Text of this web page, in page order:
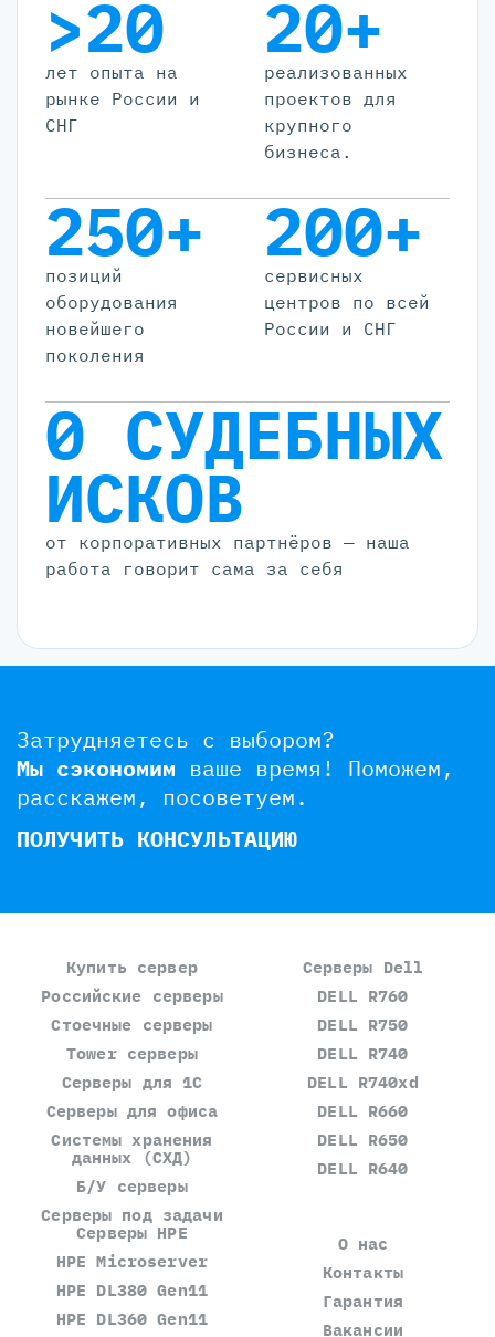
>20
лет опыта на
рынке России и
СНГ
20+
реализованных
проектов для
крупного
бизнеса.
250+
позиций
оборудования
новейшего
поколения
200+
cервисных
центров по всей
России и СНГ
0 СУДЕБНЫХ
ИСКОВ
от корпоративных партнёров — наша
работа говорит сама за себя
Затрудняетесь с выбором?
Мы сэкономим ваше время! Поможем,
расскажем, посоветуем.
ПОЛУЧИТЬ КОНСУЛЬТАЦИЮ
Купить сервер
Российские серверы
Стоечные серверы
Tower серверы
Серверы для 1С
Серверы для офиса
Системы хранения
данных (СХД)
Б/У серверы
Серверы под задачи
Серверы Dell
DELL R760
DELL R750
DELL R740
DELL R740xd
DELL R660
DELL R650
DELL R640
Серверы HPE
HPE Microserver
HPE DL380 Gen11
HPE DL360 Gen11
О нас
Контакты
Гарантия
Вакансии